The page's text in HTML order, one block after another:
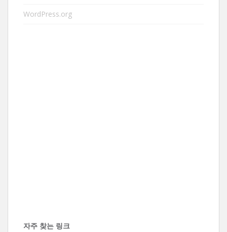
WordPress.org
자주 찾는 링크